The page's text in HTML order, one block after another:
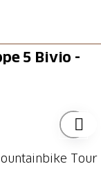
5 Bivio -
Tour